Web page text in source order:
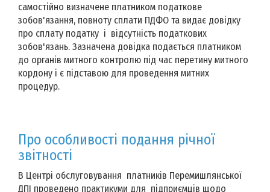
самостійно визначене платником податкове
зобов'язання, повноту сплати ПДФО та видає довідку
про сплату податку і відсутність податкових
зобов'язань. Зазначена довідка подається платником
до органів митного контролю під час перетину митного
кордону і є підставою для проведення митних
процедур.
Про особливості подання річної
звітності
В Центрі обслуговування платників Перемишлянської
ДПІ проведено практикуми для підприємців щодо